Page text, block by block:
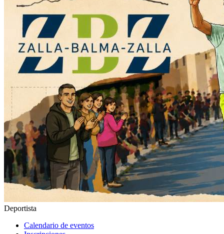
Deportista
Calendario de eventos